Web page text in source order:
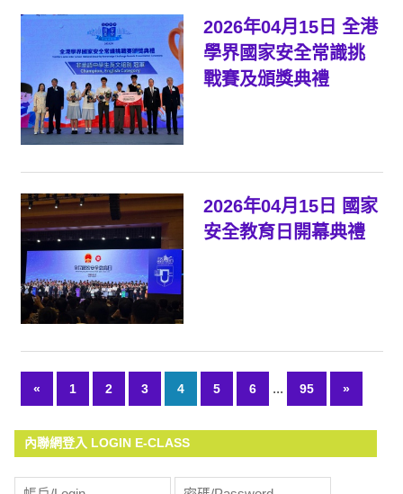
2026年04月15日 全港
學界國家安全常識挑
戰賽及頒獎典禮
2026年04月15日 國家
安全教育日開幕典禮
文
章
導
« Previous
Posts
1 2 3 4 5 6 ... 95
Next
Posts
»
內聯網登入 LOGIN E-CLASS